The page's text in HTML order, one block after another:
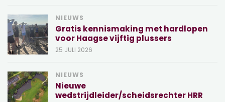
NIEUWS
Gratis kennismaking met hardlopen
voor Haagse vijftig plussers
25 JULI 2026
NIEUWS
Nieuwe
wedstrijdleider/scheidsrechter HRR